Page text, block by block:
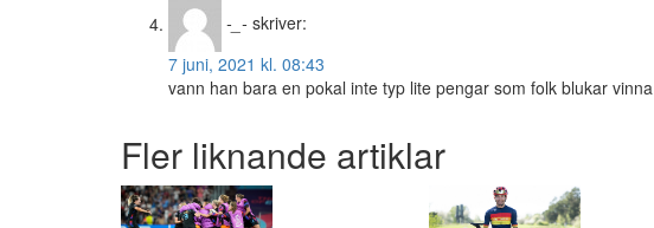
-_- skriver:
7 juni, 2021 kl. 08:43
vann han bara en pokal inte typ lite pengar som folk blukar vinna
Fler liknande artiklar